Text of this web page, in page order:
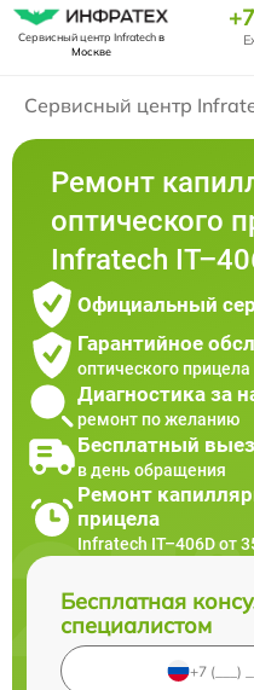
Сервисный центр Infratechв
Москве
Сервисный центр
Ремонт
оптического
Infratech
Официальный
Гарантийное
оптического
Диагностика за
ремонт по желанию
Бесплатный
в день обращения
Ремонт
прицела
Infratech IT–406D от
Бесплатная
специалистом